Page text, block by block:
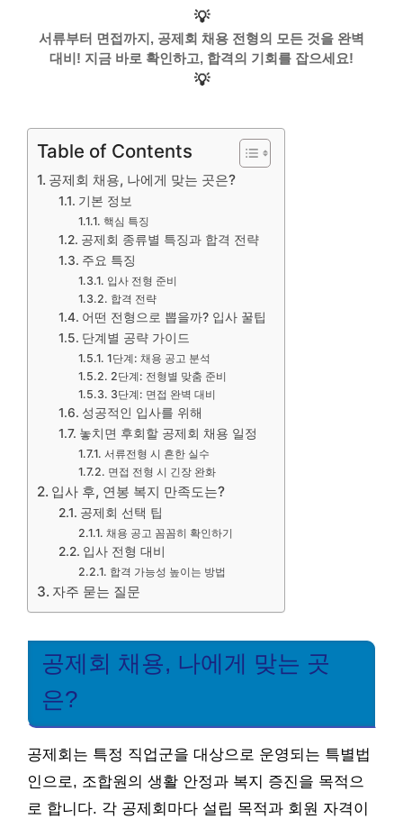
💡
서류부터 면접까지, 공제회 채용 전형의 모든 것을 완벽
대비! 지금 바로 확인하고, 합격의 기회를 잡으세요!
💡
Table of Contents
공제회 채용, 나에게 맞는 곳은?
기본 정보
핵심 특징
공제회 종류별 특징과 합격 전략
주요 특징
입사 전형 준비
합격 전략
어떤 전형으로 뽑을까? 입사 꿀팁
단계별 공략 가이드
1단계: 채용 공고 분석
2단계: 전형별 맞춤 준비
3단계: 면접 완벽 대비
성공적인 입사를 위해
놓치면 후회할 공제회 채용 일정
서류전형 시 흔한 실수
면접 전형 시 긴장 완화
입사 후, 연봉 복지 만족도는?
공제회 선택 팁
채용 공고 꼼꼼히 확인하기
입사 전형 대비
합격 가능성 높이는 방법
자주 묻는 질문
공제회 채용, 나에게 맞는 곳
은?
공제회는 특정 직업군을 대상으로 운영되는 특별법
인으로, 조합원의 생활 안정과 복지 증진을 목적으
로 합니다. 각 공제회마다 설립 목적과 회원 자격이